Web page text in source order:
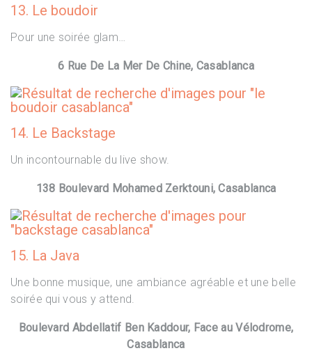
13. Le boudoir
Pour une soirée glam…
6 Rue De La Mer De Chine, Casablanca
14. Le Backstage
Un incontournable du live show.
138 Boulevard Mohamed Zerktouni, Casablanca
15. La Java
Une bonne musique, une ambiance agréable et une belle
soirée qui vous y attend.
Boulevard Abdellatif Ben Kaddour, Face au Vélodrome,
Casablanca